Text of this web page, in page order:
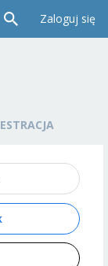
Zaloguj się